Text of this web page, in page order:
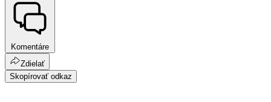
Komentáre
Zdielať
Skopírovať odkaz